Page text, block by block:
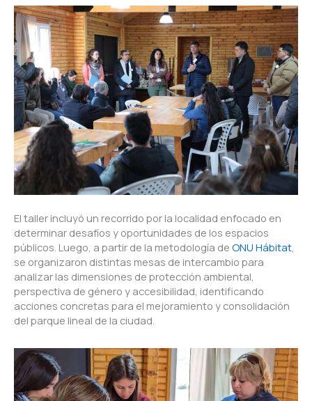
El taller incluyó un recorrido por la localidad enfocado en
determinar desafíos y oportunidades de los espacios
públicos. Luego, a partir de la metodología de ONU Hábitat,
se organizaron distintas mesas de intercambio para
analizar las dimensiones de protección ambiental,
perspectiva de género y accesibilidad, identificando
acciones concretas para el mejoramiento y consolidación
del parque lineal de la ciudad.